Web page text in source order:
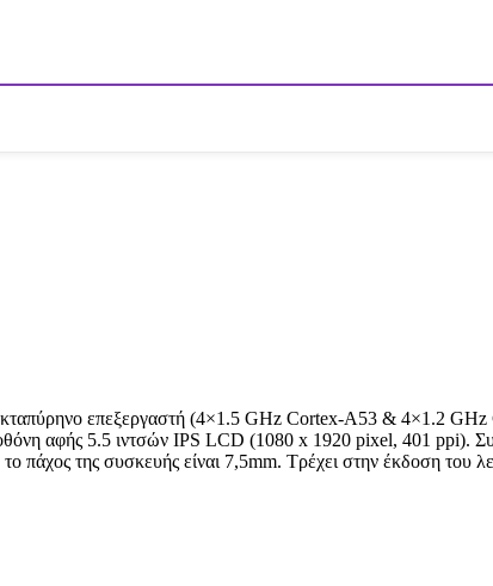
επεξεργαστή (4×1.5 GHz Cortex-A53 & 4×1.2
αφής 5.5 ιντσών IPS LCD (1080 x 1920 pixel, 401 ppi).
της συσκευής είναι 7,5mm. Τρέχει στην έκδοση